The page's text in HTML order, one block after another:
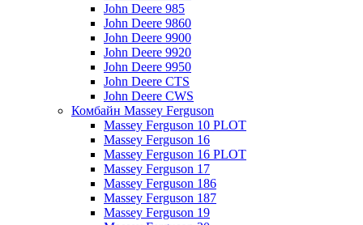
John Deere 985
John Deere 9860
John Deere 9900
John Deere 9920
John Deere 9950
John Deere CTS
John Deere CWS
Комбайн Massey Ferguson
Massey Ferguson 10 PLOT
Massey Ferguson 16
Massey Ferguson 16 PLOT
Massey Ferguson 17
Massey Ferguson 186
Massey Ferguson 187
Massey Ferguson 19